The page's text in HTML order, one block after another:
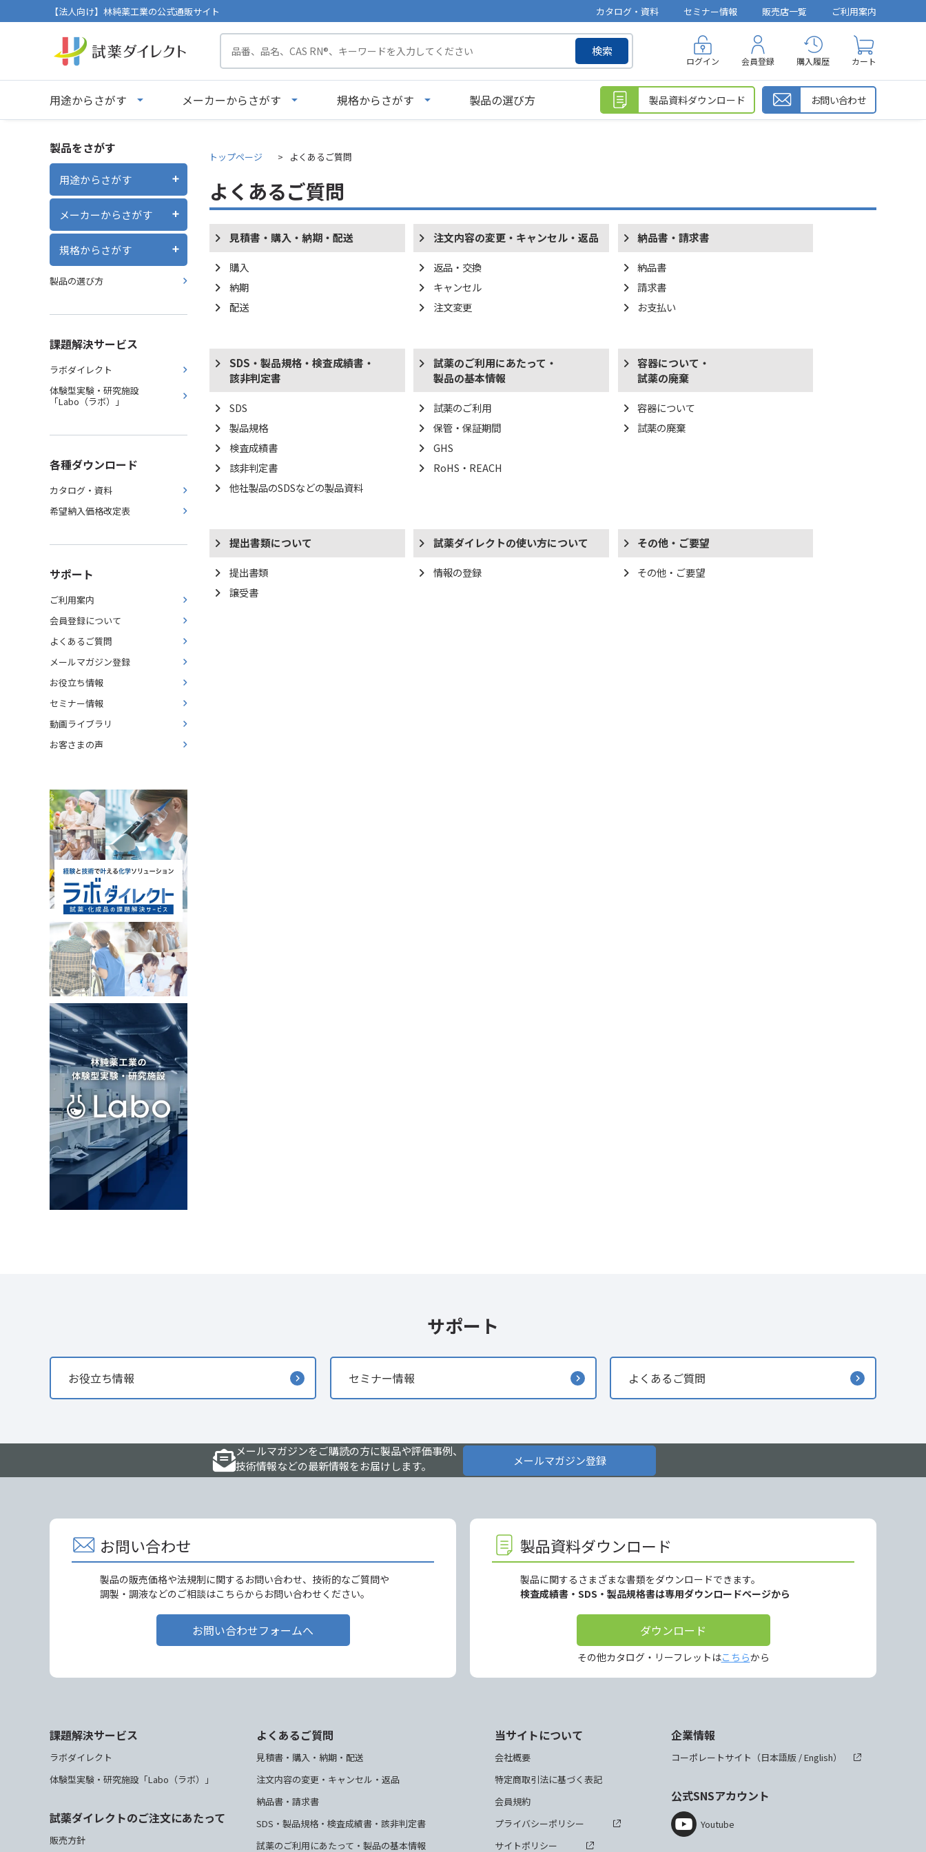
【法人向け】林純薬工業の公式通販サイト カタログ・資料 セミナー情報 販売店一覧 ご利用案内
検索
ログイン 会員登録 購入履歴 カート
用途からさがす メーカーからさがす 規格からさがす 製品の選び方 製品資料ダウンロード お問い合わせ
製品をさがす
用途からさがす
メーカーからさがす
規格からさがす
製品の選び方
課題解決サービス
ラボダイレクト
体験型実験・研究施設
「Labo（ラボ）」
各種ダウンロード
カタログ・資料
希望納入価格改定表
サポート
ご利用案内
会員登録について
よくあるご質問
メールマガジン登録
お役立ち情報
セミナー情報
動画ライブラリ
お客さまの声
トップページ よくあるご質問
よくあるご質問
見積書・購入・納期・配送
購入
納期
配送
注文内容の変更・キャンセル・返品
返品・交換
キャンセル
注文変更
納品書・請求書
納品書
請求書
お支払い
SDS・製品規格・検査成績書・
該非判定書
SDS
製品規格
検査成績書
該非判定書
他社製品のSDSなどの製品資料
試薬のご利用にあたって・
製品の基本情報
試薬のご利用
保管・保証期間
GHS
RoHS・REACH
容器について・
試薬の廃棄
容器について
試薬の廃棄
提出書類について
提出書類
譲受書
試薬ダイレクトの使い方について
情報の登録
その他・ご要望
その他・ご要望
サポート
お役立ち情報 セミナー情報 よくあるご質問
メールマガジンをご購読の方に製品や評価事例、
技術情報などの最新情報をお届けします。
メールマガジン登録
お問い合わせ
製品の販売価格や法規制に関するお問い合わせ、技術的なご質問や
調製・調液などのご相談はこちらからお問い合わせください。
お問い合わせフォームへ
製品資料ダウンロード
製品に関するさまざまな書類をダウンロードできます。
検査成績書・SDS・製品規格書は専用ダウンロードページから
ダウンロード
その他カタログ・リーフレットはこちらから
課題解決サービス
ラボダイレクト
体験型実験・研究施設「Labo（ラボ）」
試薬ダイレクトのご注文にあたって
販売方針
よくあるご質問
見積書・購入・納期・配送
注文内容の変更・キャンセル・返品
納品書・請求書
SDS・製品規格・検査成績書・該非判定書
試薬のご利用にあたって・製品の基本情報
当サイトについて
会社概要
特定商取引法に基づく表記
会員規約
プライバシーポリシー
サイトポリシー
企業情報
コーポレートサイト（日本語版 /English）
公式SNSアカウント
Youtube